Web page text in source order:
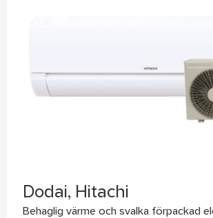
Dodai, Hitachi
Behaglig värme och svalka förpackad